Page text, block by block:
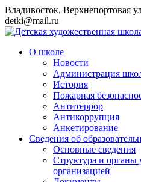
Владивосток, Верхнепортовая
detki@mail.ru
О школе
Новости
Администрация
История
Пожарная
Антитеррор
Антикоррупция
Анкетирование
Сведения об
Основные сведения
Структура и органы
организацией